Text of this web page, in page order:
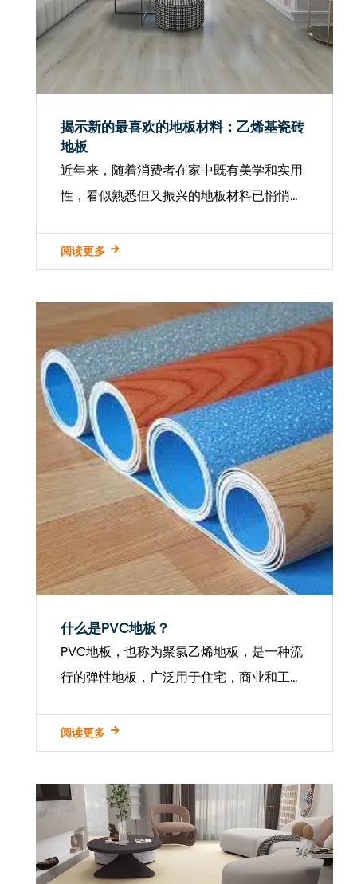
揭示新的最喜欢的地板材料：乙烯基瓷砖
地板
近年来，随着消费者在家中既有美学和实用
性，看似熟悉但又振兴的地板材料已悄悄地
通常称为塑料或PVC地板。在本文中，我们
将深入研究乙烯基瓷砖地板的秘密，揭示其
专业精神，多...
阅读更多
什么是PVC地板？
PVC地板，也称为聚氯乙烯地板，是一种流
行的弹性地板，广泛用于住宅，商业和工业
耐用，耐水且易于维护。对多功能性，成本
效益的地板解决方案的需求不断增长，使
PVC地板成为建筑和室内设计行业的重要产
品。...
阅读更多